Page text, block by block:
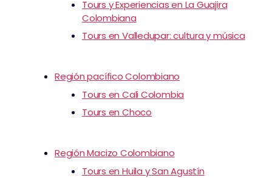
Tours y Experiencias en La Guajira
Colombiana
Tours en Valledupar: cultura y música
Región pacífico Colombiano
Tours en Cali Colombia
Tours en Choco
Región Macizo Colombiano
Tours en Huila y San Agustín